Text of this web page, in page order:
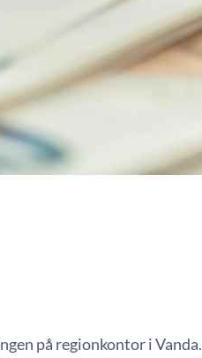
på regionkontor i Vanda.